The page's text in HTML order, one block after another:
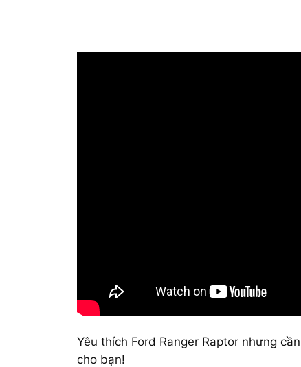
Yêu thích Ford Ranger Raptor nhưng
cho bạn!